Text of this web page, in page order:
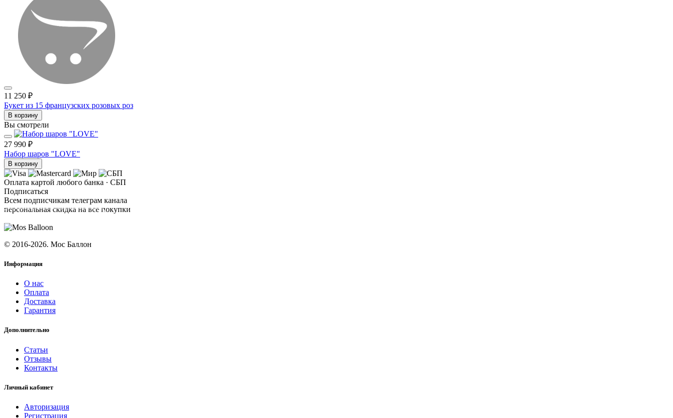
11 250 ₽
Букет из 15 французских розовых роз
В корзину
Вы смотрели
27 990 ₽
Набор шаров "LOVE"
В корзину
Оплата картой любого банка · СБП
Подписаться
Всем подписчикам телеграм канала
персональная скидка на все покупки
© 2016-2026. Мос Баллон
Информация
О нас
Оплата
Доставка
Гарантия
Дополнительно
Статьи
Отзывы
Контакты
Личный кабинет
Авторизация
Регистрация